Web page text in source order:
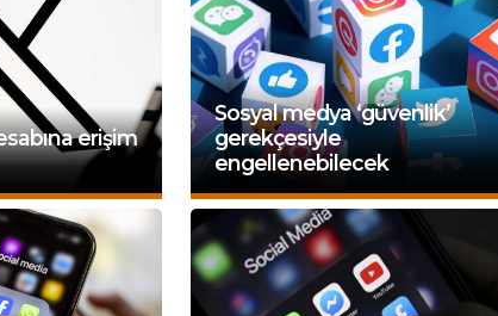
erişim
Sosyal medya ‘güvenlik’
gerekçesiyle
engellenebilecek